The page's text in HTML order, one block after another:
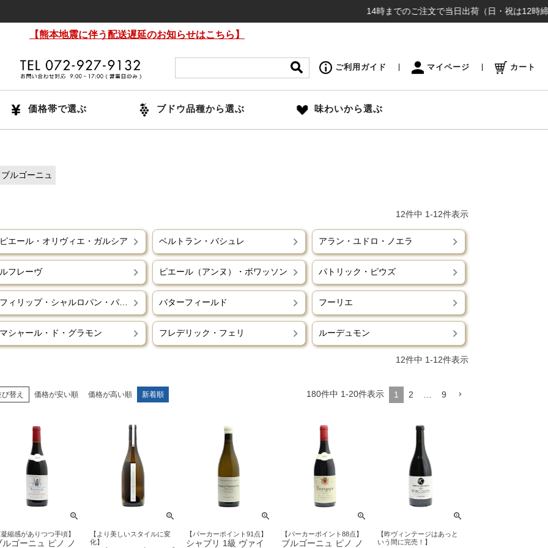
14時までのご注文で当日出荷（日・祝は12時締め
【熊本地震に伴う配送遅延のお知らせはこちら】
ご利用ガイド マイページ カート
価格帯で選ぶ ブドウ品種から選ぶ 味わいから選ぶ
ブルゴーニュ
12件中 1-12件表示
ピエール・オリヴィエ・ガルシア ベルトラン・バシュレ アラン・ユドロ・ノエラ
ルフレーヴ ピエール（アンヌ）・ボワッソン パトリック・ピウズ
バターフィールド フーリエ
マシャール・ド・グラモン フレデリック・フェリ ルーデュモン
12件中 1-12件表示
替え 価格が安い順 価格が高い順 新着順 180件中 1-20件表示 1 2 9
縮感がありつつ手頃】
ルゴーニュ ピノ ノ
【より美しいスタイルに変
化】
【パーカーポイント91点】
シャブリ 1級 ヴァイ
【パーカーポイント88点】
ブルゴーニュ ピノ ノ
【昨ヴィンテージはあっと
いう間に完売！】